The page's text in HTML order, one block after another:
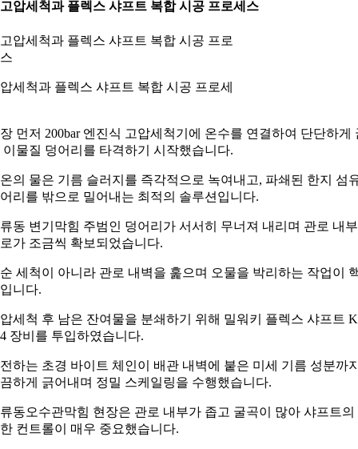
압세척과 플렉스 샤프트 복합 시공 프로세스
세척과 플렉스 샤프트 복합 시공 프로세
먼저 200bar 엔진식 고압세척기에 온수를 연결하여 단단하게
이물질 덩어리를 타격하기 시작했습니다.
의 물은 기름 슬러지를 즉각적으로 녹여내고, 파쇄된 한지 섬
리를 밖으로 밀어내는 최적의 솔루션입니다.
동 변기막힘 주범인 덩어리가 서서히 무너져 내리며 관로 내
가 조금씩 확보되었습니다.
세척이 아니라 관로 내벽을 훑으며 오물을 박리하는 작업이
니다.
세척 후 남은 잔여물을 분쇄하기 위해 밀워키 플렉스 샤프트
장비를 투입하였습니다.
하는 초경 바이트 체인이 배관 내벽에 붙은 미세 기름 성분까
하게 긁어내며 정밀 스케일링을 수행했습니다.
동오수관막힘 현장은 관로 내부가 좁고 굴곡이 많아 샤프트의
컨트롤이 매우 중요했습니다.